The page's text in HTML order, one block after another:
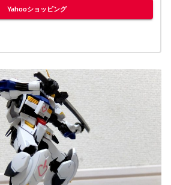
Yahooショッピング